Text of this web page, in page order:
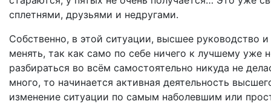
сплетнями, друзьями и недругами.
Собственно, в этой ситуации, высшее руководство
менять, так как само по себе ничего к лучшему уже
разбираться во всём самостоятельно никуда не
много, то начинается активная деятельность
изменение ситуации по самым наболевшим или